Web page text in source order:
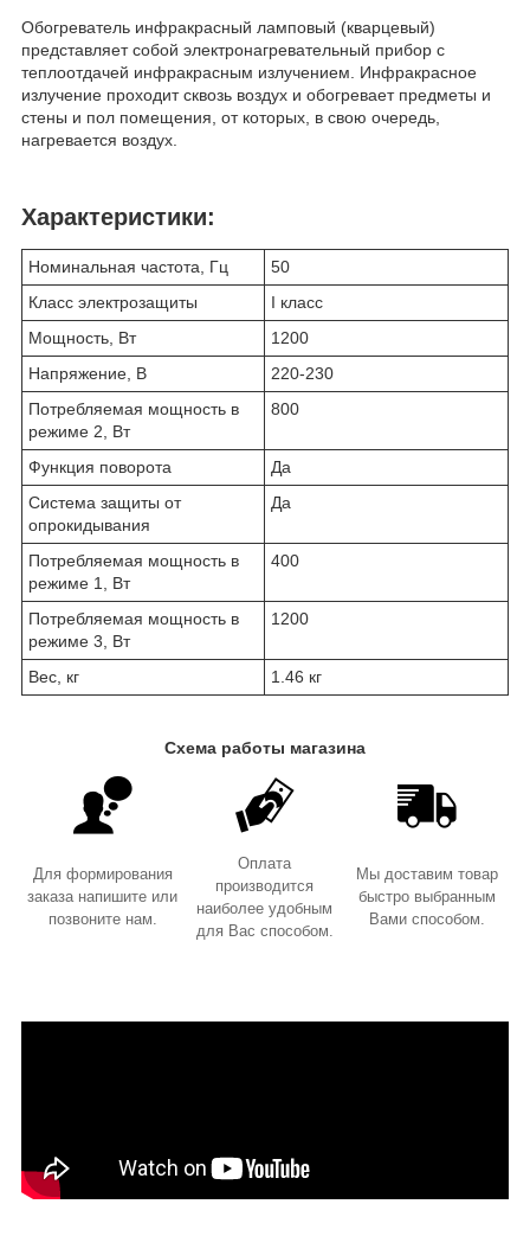
Обогреватель инфракрасный ламповый (кварцевый)
представляет собой электронагревательный прибор с
теплоотдачей инфракрасным излучением. Инфракрасное
излучение проходит сквозь воздух и обогревает предметы и
стены и пол помещения, от которых, в свою очередь,
нагревается воздух.
Характеристики:
Номинальная частота, Гц
50
Класс электрозащиты
I класс
Мощность, Вт
1200
Напряжение, В
220-230
Потребляемая мощность в
режиме 2, Вт
800
Функция поворота
Да
Система защиты от
опрокидывания
Да
Потребляемая мощность в
режиме 1, Вт
400
Потребляемая мощность в
режиме 3, Вт
1200
Вес, кг 1.46 кг
Схема работы магазина
Для формирования
заказа напишите или
позвоните нам.
Оплата
производится
наиболее удобным
для Вас способом.
Мы доставим товар
быстро выбранным
Вами способом.